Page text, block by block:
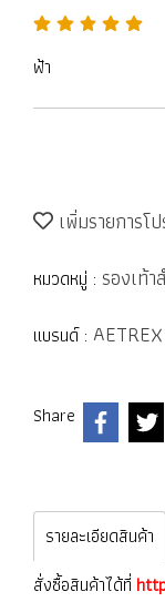
ฟ้า
เพิ่มรายการโ
หมวดหมู่ : รองเท้
แบรนด์ : AETREX
Share
รายละเอียดสินค้า
สั่งซื้อสินค้าได้ที่